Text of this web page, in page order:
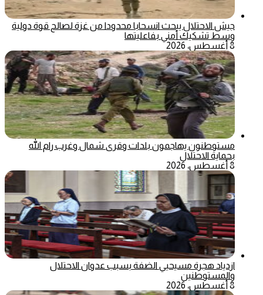
جيش الاحتلال يبحث انسحابا محدودا من غزة لصالح قوة دولية
وسط تشكيك أمني بفاعليتها
8 أغسطس، 2026
مستوطنون يهاجمون بلدات وقرى شمال وغرب رام الله
بحماية الاحتلال
8 أغسطس، 2026
ازدياد هجرة مسيحيي الضفة بسبب عدوان الاحتلال
والمستوطنين
8 أغسطس، 2026